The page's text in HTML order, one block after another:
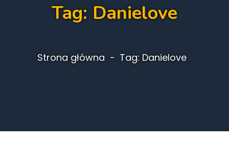
Tag: Danielove
Strona główna Tag: Danielove